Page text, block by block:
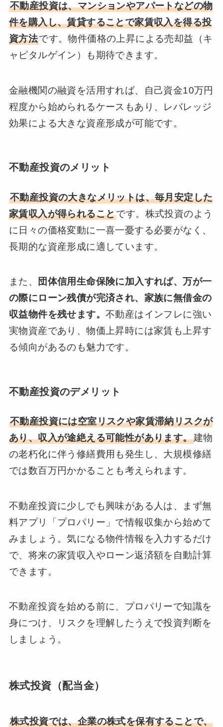
不動産投資は、マンションやアパートなどの物
件を購入し、賃貸することで家賃収入を得る投
資方法です。物件価格の上昇による売却益（キ
ャピタルゲイン）も期待できます。
金融機関の融資を活用すれば、自己資金10万円
程度から始められるケースもあり、レバレッジ
効果による大きな資産形成が可能です。
不動産投資のメリット
不動産投資の大きなメリットは、毎月安定した
家賃収入が得られることです。株式投資のよう
に日々の価格変動に一喜一憂する必要がなく、
長期的な資産形成に適しています。
また、
団体信用生命保険に加入すれば、万が一
の際にローン残債が完済され、家族に無借金の
収益物件を残せます。 不動産はインフレに強い
実物資産であり、物価上昇時には家賃も上昇す
る傾向があるのも魅力です。
不動産投資のデメリット
不動産投資には空室リスクや家賃滞納リスクが
あり、収入が途絶える可能性があります。建物
の老朽化に伴う修繕費用も発生し、大規模修繕
では数百万円かかることも考えられます。
不動産投資に少しでも興味がある人は、まず無
料アプリ「プロパリー」で情報収集から始めて
みましょう。気になる物件情報を入力するだけ
で、将来の家賃収入やローン返済額を自動計算
できます。
不動産投資を始める前に、プロパリーで知識を
身につけ、リスクを理解したうえで投資判断を
しましょう。
株式投資（配当金）
株式投資では、企業の株式を保有することで、